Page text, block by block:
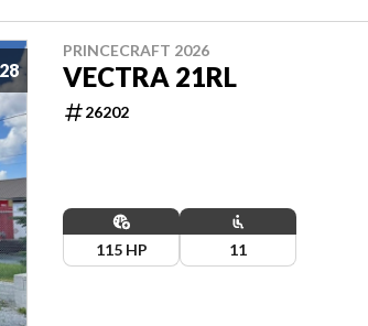
28
PRINCECRAFT 2026
VECTRA 21RL
26202
115 HP 11